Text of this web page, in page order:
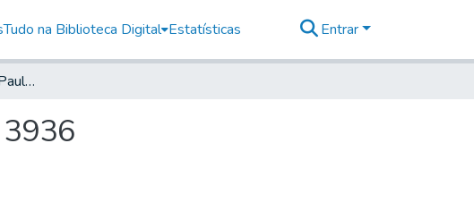
Tudo na Biblioteca Digital Estatísticas Entrar
O Commercio de São Paulo, 1905, Ano XIII, n. 3936